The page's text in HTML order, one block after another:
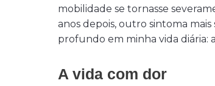
mobilidade se tornasse
anos depois, outro sintoma
profundo em minha vida diária:
A vida com dor